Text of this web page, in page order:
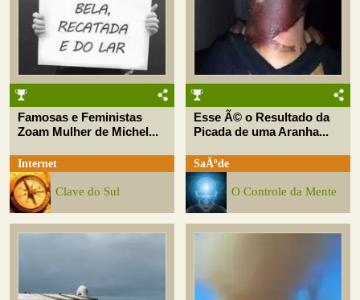
Famosas e Feministas
Zoam Mulher de Michel...
Internet
Clave do Sul
Esse Ã© o Resultado da
Picada de uma Aranha...
SaÃºde
O Controle da Mente